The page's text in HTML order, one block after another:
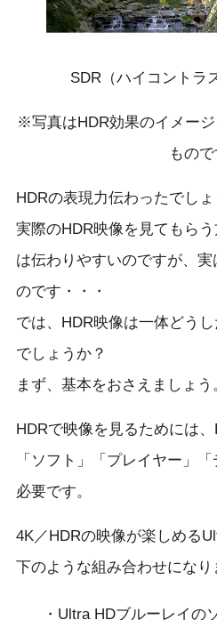
SDR（ハイコントラ
※写真はHDR効果のイメー
もの
HDRの表現力伝わったでし
実際のHDR映像を見てもら
は伝わりやすいのですが、
のです・・・
では、HDR映像は一体どう
でしょうか？
まず、基本をおさえましょう
HDRで映像を見るためには
「ソフト」「プレイヤー」
必要です。
4K／HDRの映像が楽しめる
下のような組み合わせになり
・Ultra HDブルーレイの